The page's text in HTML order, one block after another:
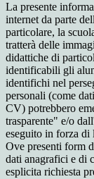
La presente
internet da parte
particolare, la
tratterà delle
didattiche di
identificabili gli
identifichi nel
personali (come
CV) potrebbero
trasparente" e/o
eseguito in forza di
Ove presenti form
dati anagrafici e di
esplicita richiesta